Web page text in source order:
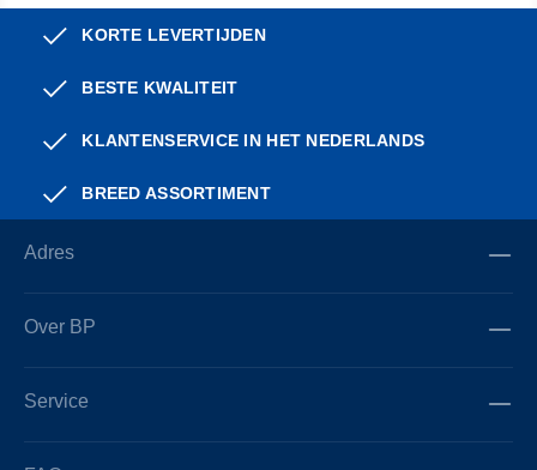
KORTE LEVERTIJDEN
BESTE KWALITEIT
KLANTENSERVICE IN HET NEDERLANDS
BREED ASSORTIMENT
Adres
Over BP
Service